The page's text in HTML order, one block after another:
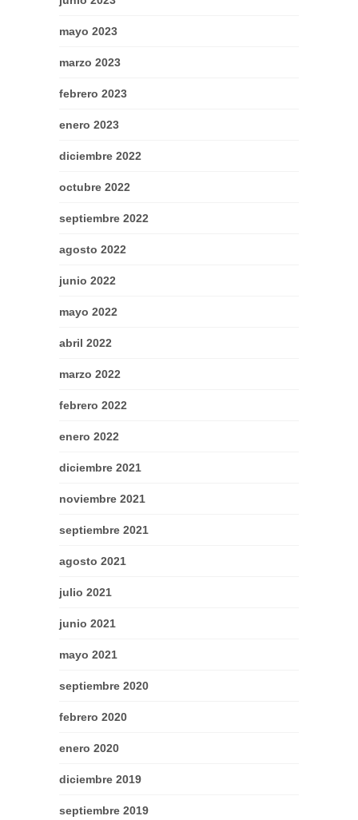
mayo 2023
marzo 2023
febrero 2023
enero 2023
diciembre 2022
octubre 2022
septiembre 2022
agosto 2022
junio 2022
mayo 2022
abril 2022
marzo 2022
febrero 2022
enero 2022
diciembre 2021
noviembre 2021
septiembre 2021
agosto 2021
julio 2021
junio 2021
mayo 2021
septiembre 2020
febrero 2020
enero 2020
diciembre 2019
septiembre 2019